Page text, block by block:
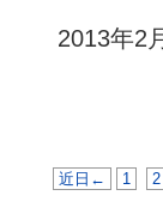
2013年2
近日← 1 2